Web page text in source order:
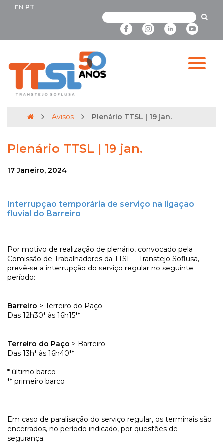
EN PT
Avisos Plenário TTSL | 19 jan.
Plenário TTSL | 19 jan.
17 Janeiro, 2024
Interrupção temporária de serviço na ligação
fluvial do Barreiro
Por motivo de realização de plenário, convocado pela
Comissão de Trabalhadores da TTSL – Transtejo Soflusa,
prevê-se a interrupção do serviço regular no seguinte
período:
Barreiro > Terreiro do Paço
Das 12h30* às 16h15**
Terreiro do Paço > Barreiro
Das 13h* às 16h40**
* último barco
** primeiro barco
Em caso de paralisação do serviço regular, os terminais são
encerrados, no período indicado, por questões de
segurança.